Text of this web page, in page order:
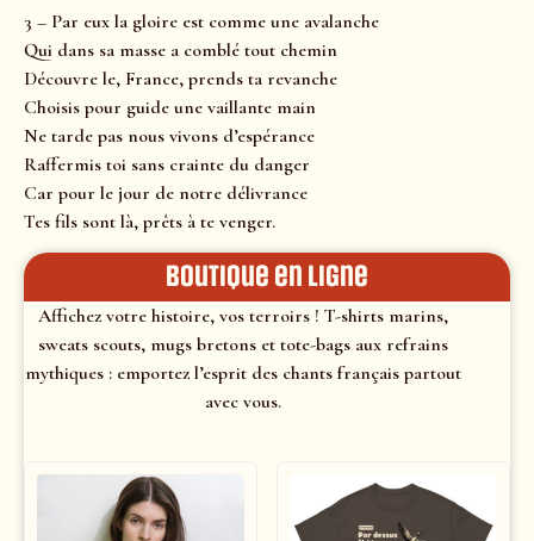
3 – Par eux la gloire est comme une avalanche
Qui dans sa masse a comblé tout chemin
Découvre le, France, prends ta revanche
Choisis pour guide une vaillante main
Ne tarde pas nous vivons d’espérance
Raffermis toi sans crainte du danger
Car pour le jour de notre délivrance
Tes fils sont là, prêts à te venger.
Boutique en ligne
Affichez votre histoire, vos terroirs ! T-shirts marins,
sweats scouts, mugs bretons et tote-bags aux refrains
mythiques : emportez l’esprit des chants français partout
avec vous.